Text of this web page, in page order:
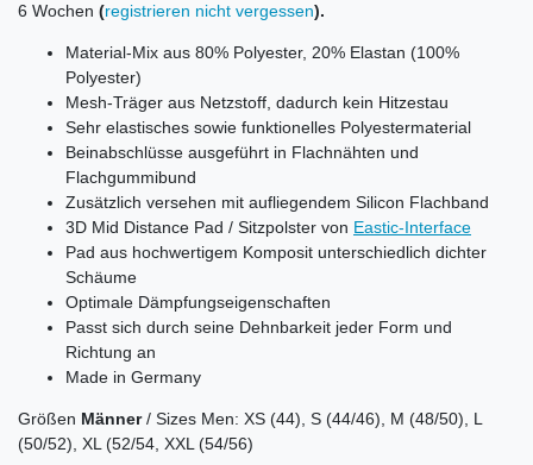
6 Wochen (registrieren nicht vergessen).
Material-Mix aus 80% Polyester, 20% Elastan (100%
Polyester)
Mesh-Träger aus Netzstoff, dadurch kein Hitzestau
Sehr elastisches sowie funktionelles Polyestermaterial
Beinabschlüsse ausgeführt in Flachnähten und
Flachgummibund
Zusätzlich versehen mit aufliegendem Silicon Flachband
3D Mid Distance Pad / Sitzpolster von Eastic-Interface
Pad aus hochwertigem Komposit unterschiedlich dichter
Schäume
Optimale Dämpfungseigenschaften
Passt sich durch seine Dehnbarkeit jeder Form und
Richtung an
Made in Germany
Größen Männer/ Sizes Men: XS (44), S (44/46), M (48/50), L
(50/52), XL (52/54, XXL (54/56)